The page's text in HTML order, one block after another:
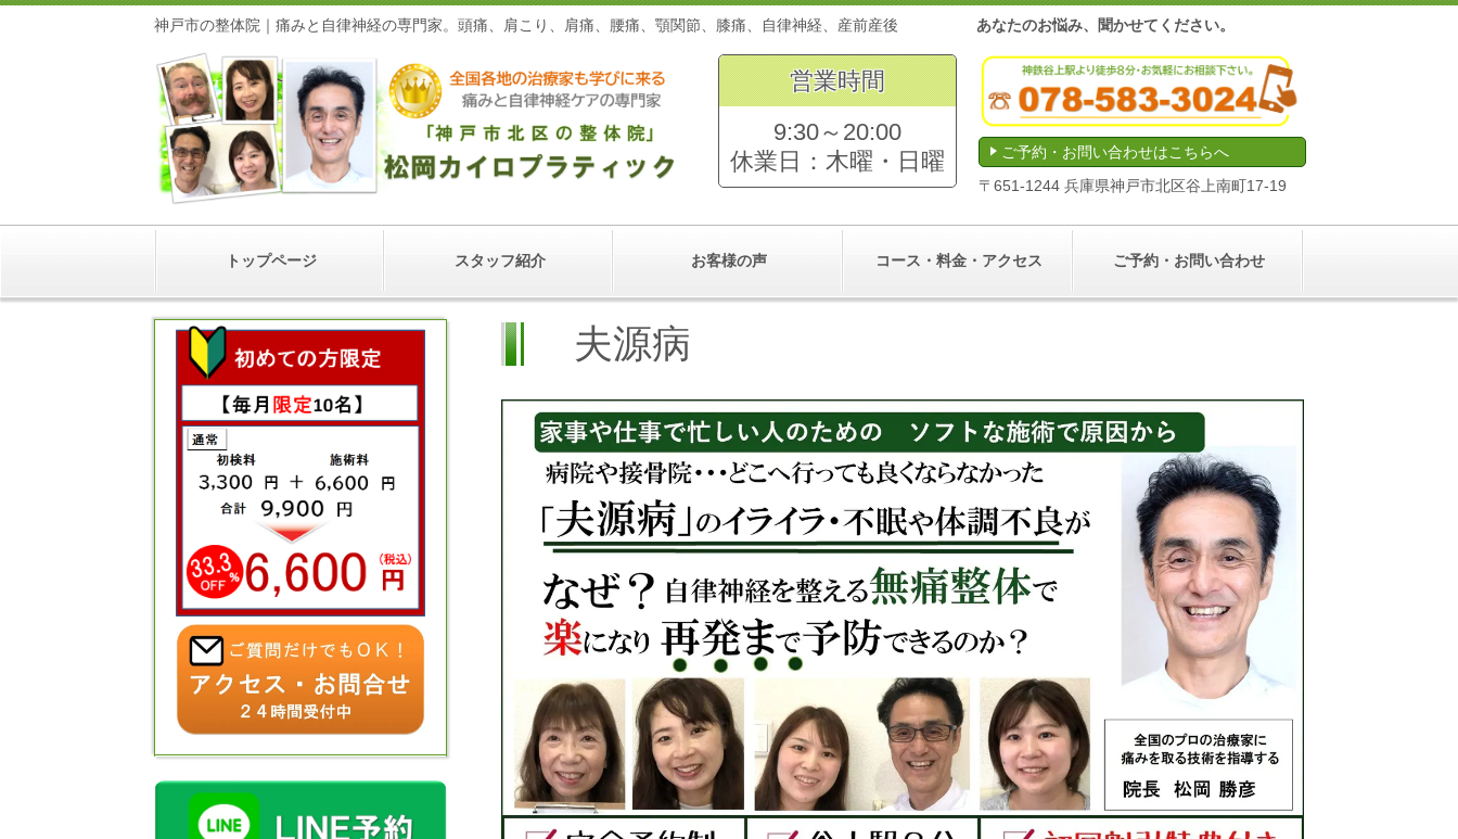
神戸市の整体院｜痛みと自律神経の専門家。頭痛、肩こり、肩痛、腰痛、顎関節、膝痛、自律神経、産前産後 あなたのお悩み、聞かせてください。
営業時間
9:30～20:00
休業日：木曜・日曜
ご予約・お問い合わせはこちらへ
〒 651-1244 兵庫県神戸市北区谷上南町17-19
トップページ スタッフ紹介 お客様の声 コース・料金・アクセス ご予約・お問い合わせ
夫源病